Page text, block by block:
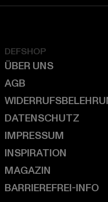
DEFSHOP
ÜBER UNS
AGB
DATENSCHUTZ
IMPRESSUM
INSPIRATION
MAGAZIN
BARRIEREFREI-INFO